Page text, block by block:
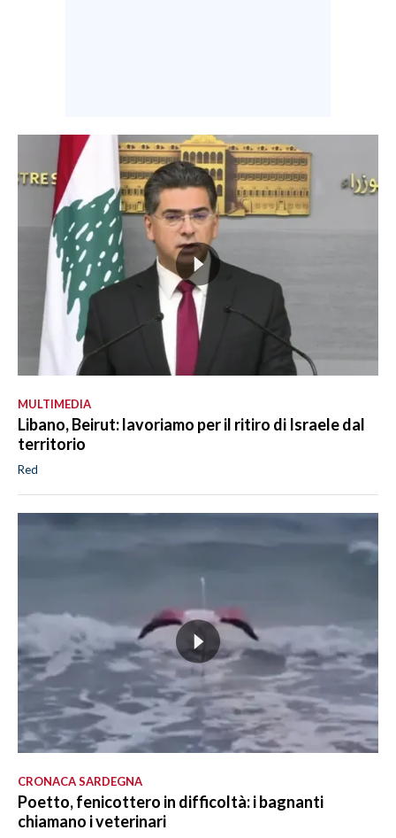
MULTIMEDIA
Libano, Beirut: lavoriamo per il ritiro di Israele dal
territorio
Red
CRONACA SARDEGNA
Poetto, fenicottero in difficoltà: i bagnanti
chiamano i veterinari